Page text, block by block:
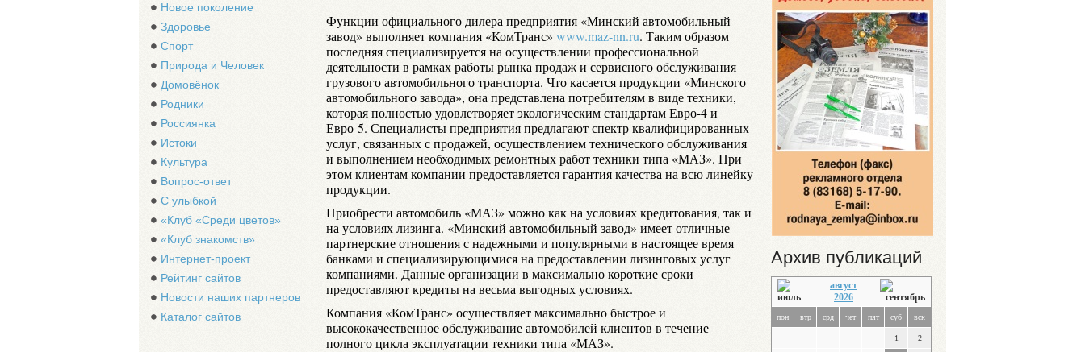
Новое поколение
Здоровье
Спорт
Природа и Человек
Домовёнок
Родники
Россиянка
Истоки
Культура
Вопрос-ответ
С улыбкой
«Клуб «Среди цветов»
«Клуб знакомств»
Интернет-проект
Рейтинг сайтов
Новости наших партнеров
Каталог сайтов
Функции официального дилера предприятия «Минский автомобильный
завод» выполняет компания «КомТранс» www.maz-nn.ru. Таким образом
последняя специализируется на осуществлении профессиональной
деятельности в рамках работы рынка продаж и сервисного обслуживания
грузового автомобильного транспорта. Что касается продукции «Минского
автомобильного завода», она представлена потребителям в виде техники,
которая полностью удовлетворяет экологическим стандартам Евро-4 и
Евро-5. Специалисты предприятия предлагают спектр квалифицированных
услуг, связанных с продажей, осуществлением технического обслуживания
и выполнением необходимых ремонтных работ техники типа «МАЗ». При
этом клиентам компании предоставляется гарантия качества на всю линейку
продукции.
Приобрести автомобиль «МАЗ» можно как на условиях кредитования, так и
на условиях лизинга. «Минский автомобильный завод» имеет отличные
партнерские отношения с надежными и популярными в настоящее время
банками и специализирующимися на предоставлении лизинговых услуг
компаниями. Данные организации в максимально короткие сроки
предоставляют кредиты на весьма выгодных условиях.
Компания «КомТранс» осуществляет максимально быстрое и
высококачественное обслуживание автомобилей клиентов в течение
полного цикла эксплуатации техники типа «МАЗ».
Архив публикаций
август
2026
пон втр срд чет пят суб вск
1 2